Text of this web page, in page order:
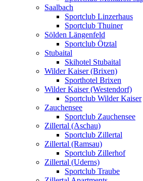
Saalbach
Sportclub Linzerhaus
Sportclub Thuiner
Sölden Längenfeld
Sportclub Ötztal
Stubaital
Skihotel Stubaital
Wilder Kaiser (Brixen)
Sporthotel Brixen
Wilder Kaiser (Westendorf)
Sportclub Wilder Kaiser
Zauchensee
Sportclub Zauchensee
Zillertal (Aschau)
Sportclub Zillertal
Zillertal (Ramsau)
Sportclub Zillerhof
Zillertal (Uderns)
Sportclub Traube